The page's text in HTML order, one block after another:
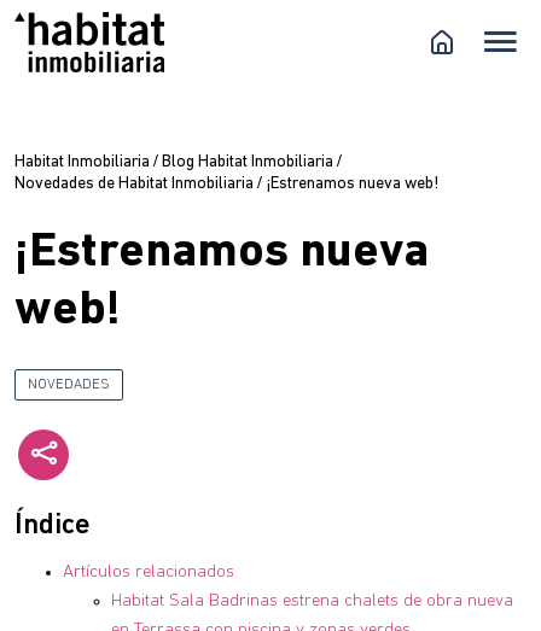
Habitat Inmobiliaria / Blog Habitat Inmobiliaria /
Novedades de Habitat Inmobiliaria / ¡Estrenamos nueva web!
¡Estrenamos nueva
web!
NOVEDADES
Índice
Artículos relacionados
Habitat Sala Badrinas estrena chalets de obra nueva